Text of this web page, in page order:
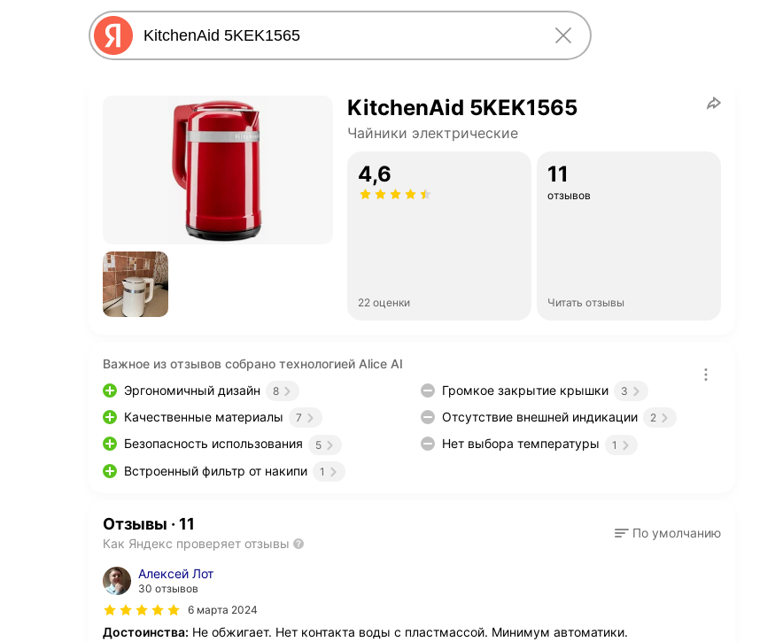
KitchenAid 5KEK1565
Чайники электрические
4,6
22 оценки
11
отзывов
Читать отзывы
Важное из отзывов собрано технологией Alice AI
Эргономичный дизайн
8
Качественные материалы 7
Безопасность использования 5
Встроенный фильтр от накипи 1
Громкое закрытие крышки 3
Отсутствие внешней индикации 2
Нет выбора температуры 1
Отзывы · 11
Как Яндекс проверяет отзывы
По умолчанию
Алексей Лот
30 отзывов
6 марта 2024
Достоинства: Не обжигает. Нет контакта воды с пластмассой. Минимум автоматики.